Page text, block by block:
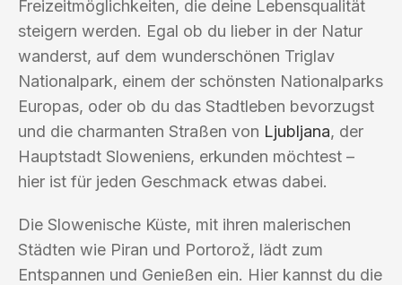
Freizeitmöglichkeiten, die deine Lebensqualität
steigern werden. Egal ob du lieber in der Natur
wanderst, auf dem wunderschönen Triglav
Nationalpark, einem der schönsten Nationalparks
Europas, oder ob du das Stadtleben bevorzugst
und die charmanten Straßen von Ljubljana, der
Hauptstadt Sloweniens, erkunden möchtest –
hier ist für jeden Geschmack etwas dabei.
Die Slowenische Küste, mit ihren malerischen
Städten wie Piran und Portorož, lädt zum
Entspannen und Genießen ein. Hier kannst du die